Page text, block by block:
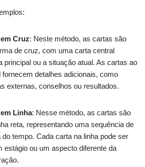
Cruz: Neste método, as cartas são
de cruz, com uma carta central
principal ou a situação atual. As cartas ao
fornecem detalhes adicionais, como
externas, conselhos ou resultados.
Linha: Nesse método, as cartas são
reta, representando uma sequência de
tempo. Cada carta na linha pode ser
estágio ou um aspecto diferente da